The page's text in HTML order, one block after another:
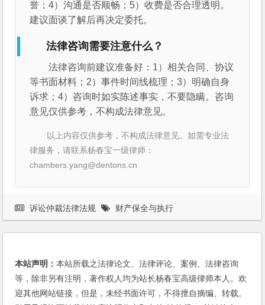
誉；4）沟通是否顺畅；5）收费是否合理透明。
建议面谈了解后再决定委托。
法律咨询需要注意什么？
法律咨询前建议准备好：1）相关合同、协议
等书面材料；2）事件时间线梳理；3）明确自身
诉求；4）咨询时如实陈述事实，不要隐瞒。咨询
意见仅供参考，不构成法律意见。
以上内容仅供参考，不构成法律意见。如需专业法
律服务，请联系杨春宝一级律师：
chambers.yang@dentons.cn
诉讼仲裁法律法规 财产保全与执行
本站声明：本站所载之法律论文、法律评论、案例、法律咨询
等，除非另有注明，著作权人均为站长杨春宝高级律师本人。欢
迎其他网站链接，但是，未经书面许可，不得擅自摘编、转载。